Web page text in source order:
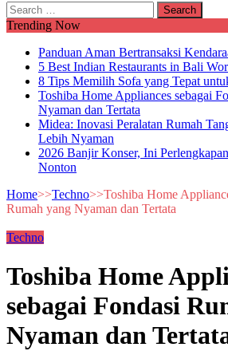
Search
for:
Trending Now
Panduan Aman Bertransaksi
5 Best Indian Restaurants in Bali
8 Tips Memilih Sofa yang Tepat
Toshiba Home Appliances sebagai
Nyaman dan Tertata
Midea: Inovasi Peralatan Rumah
Lebih Nyaman
2026 Banjir Konser, Ini
Nonton
Home>>Techno>>Toshiba Home
Rumah yang Nyaman dan Tertata
Techno
Toshiba Home
sebagai Fondasi
Nyaman dan